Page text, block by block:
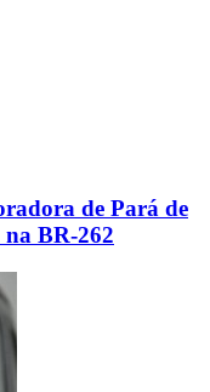
de Pará de
na BR-262